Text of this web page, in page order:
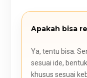
Apakah bisa
Ya, tentu bisa.
sesuai ide,
khusus sesuai